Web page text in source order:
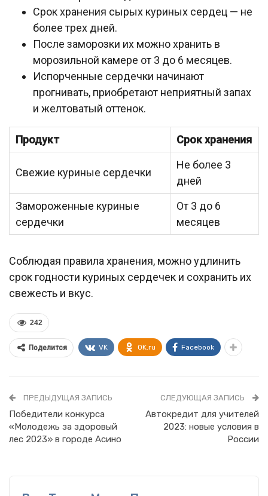
Срок хранения сырых куриных сердец — не
более трех дней.
После заморозки их можно хранить в
морозильной камере от 3 до 6 месяцев.
Испорченные сердечки начинают
прогнивать, приобретают неприятный запах
и желтоватый оттенок.
Продукт Срок хранения
Свежие куриные сердечки
Не более 3
дней
Замороженные куриные
сердечки
От 3 до 6
месяцев
Соблюдая правила хранения, можно удлинить
срок годности куриных сердечек и сохранить их
свежесть и вкус.
242
Поделится VK OK.ru Facebook
ПРЕДЫДУЩАЯ ЗАПИСЬ
Победители конкурса
«Молодежь за здоровый
лес 2023» в городе Асино
СЛЕДУЮЩАЯ ЗАПИСЬ
Автокредит для учителей
2023: новые условия в
России